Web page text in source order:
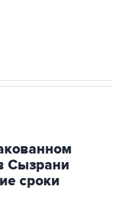
Сызрани
сроки